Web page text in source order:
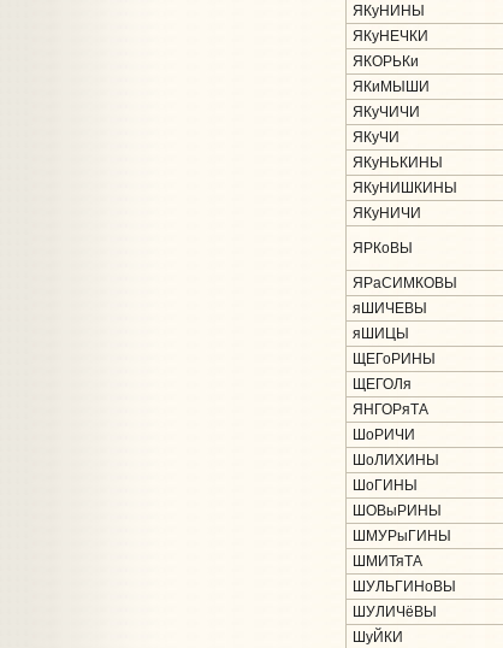
ЯКуНИНЫ
ЯКуНЕЧКИ
ЯКОРЬКи
ЯКиМЫШИ
ЯКуЧИЧИ
ЯКуЧИ
ЯКуНЬКИНЫ
ЯКуНИШКИНЫ
ЯКуНИЧИ
ЯРКоВЫ
ЯРаСИМКОВЫ
яШИЧЕВЫ
яШИЦЫ
ЩЕГоРИНЫ
ЩЕГОЛя
ЯНГОРяТА
ШоРИЧИ
ШоЛИХИНЫ
ШоГИНЫ
ШОВыРИНЫ
ШМУРыГИНЫ
ШМИТяТА
ШУЛЬГИНоВЫ
ШУЛИЧёВЫ
ШуЙКИ